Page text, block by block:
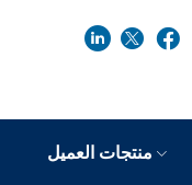
منتجات العميل